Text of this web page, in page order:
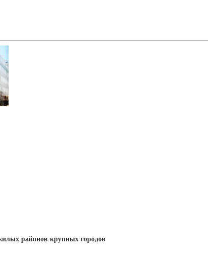
районов крупных городов